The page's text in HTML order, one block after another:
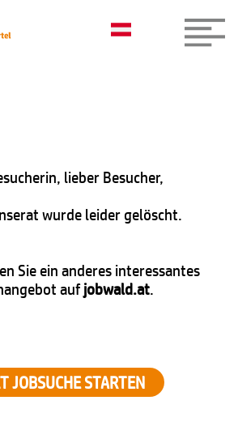
lieber Besucher,
wurde leider gelöscht.
Sie ein anderes interessantes
aufjobwald.at.
JOBSUCHE STARTEN